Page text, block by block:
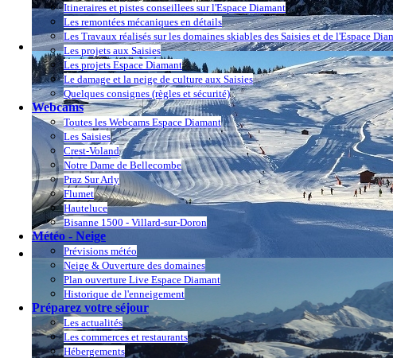
Itineraires et pistes conseillees sur l'Espace Diamant
Les remontées mécaniques en détails
Les Travaux réalisés sur les domaines skiables des Saisies et de l'Espace
Les projets aux Saisies
Les projets Espace Diamant
Le damage et la neige de culture aux Saisies
Quelques consignes (règles et sécurité)
Webcams
Toutes les Webcams Espace Diamant
Les Saisies
Crest-Voland
Notre Dame de Bellecombe
Praz Sur Arly
Flumet
Hauteluce
Bisanne 1500 - Villard-sur-Doron
Météo - Neige
Prévisions météo
Neige & Ouverture des domaines
Plan ouverture Live Espace Diamant
Historique de l'enneigement
Préparez votre séjour
Les actualités
Les commerces et restaurants
Hébergements